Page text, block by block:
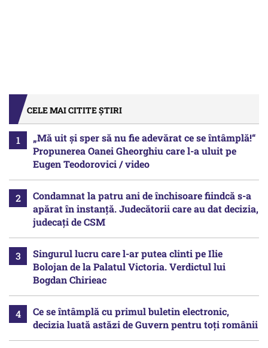
CELE MAI CITITE ȘTIRI
„Mă uit și sper să nu fie adevărat ce se întâmplă!“
Propunerea Oanei Gheorghiu care l-a uluit pe
Eugen Teodorovici / video
Condamnat la patru ani de închisoare fiindcă s-a
apărat în instanță. Judecătorii care au dat decizia,
judecați de CSM
Singurul lucru care l-ar putea clinti pe Ilie
Bolojan de la Palatul Victoria. Verdictul lui
Bogdan Chirieac
Ce se întâmplă cu primul buletin electronic,
decizia luată astăzi de Guvern pentru toți românii